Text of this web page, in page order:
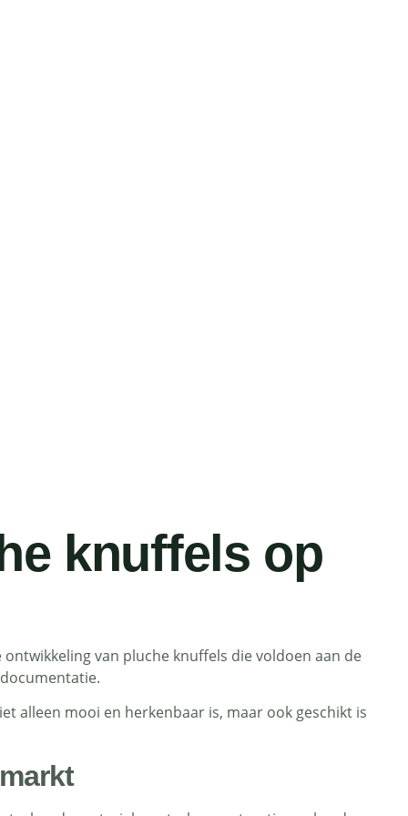
knuffels op
van pluche knuffels die voldoen aan de
alleen mooi en herkenbaar is, maar ook geschikt is